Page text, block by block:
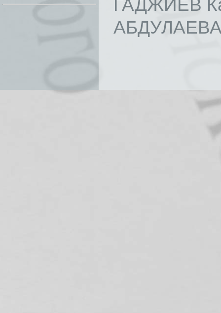
ГАДЖИЕВ
АБДУЛАЕВА